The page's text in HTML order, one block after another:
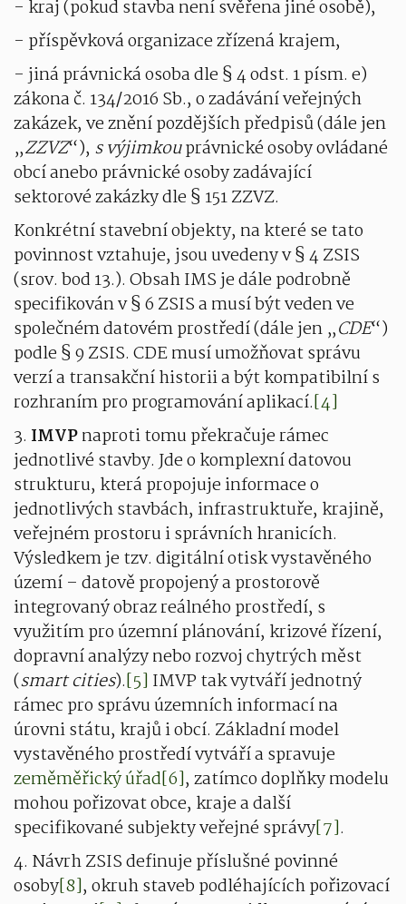
- kraj (pokud stavba není svěřena jiné osobě),
- příspěvková organizace zřízená krajem,
- jiná právnická osoba dle § 4 odst. 1 písm. e)
zákona č. 134/2016 Sb., o zadávání veřejných
zakázek, ve znění pozdějších předpisů (dále jen
„ZZVZ“), s výjimkouprávnické osoby ovládané
obcí anebo právnické osoby zadávající
sektorové zakázky dle § 151 ZZVZ.
Konkrétní stavební objekty, na které se tato
povinnost vztahuje, jsou uvedeny v § 4 ZSIS
(srov. bod 13.). Obsah IMS je dále podrobně
specifikován v § 6 ZSIS a musí být veden ve
společném datovém prostředí (dále jen „CDE“)
podle § 9 ZSIS. CDE musí umožňovat správu
verzí a transakční historii a být kompatibilní s
rozhraním pro programování aplikací.[4]
3. IMVPnaproti tomu překračuje rámec
jednotlivé stavby. Jde o komplexní datovou
strukturu, která propojuje informace o
jednotlivých stavbách, infrastruktuře, krajině,
veřejném prostoru i správních hranicích.
Výsledkem je tzv. digitální otisk vystavěného
území – datově propojený a prostorově
integrovaný obraz reálného prostředí, s
využitím pro územní plánování, krizové řízení,
dopravní analýzy nebo rozvoj chytrých měst
(smart cities).[5] IMVP tak vytváří jednotný
rámec pro správu územních informací na
úrovni státu, krajů i obcí. Základní model
vystavěného prostředí vytváří a spravuje
zeměměřický úřad[6], zatímco doplňky modelu
mohou pořizovat obce, kraje a další
specifikované subjekty veřejné správy[7].
4. Návrh ZSIS definuje příslušné povinné
osoby[8], okruh staveb podléhajících pořizovací